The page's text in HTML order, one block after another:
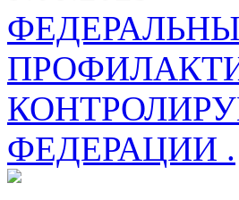
ФЕДЕРАЦИИ .